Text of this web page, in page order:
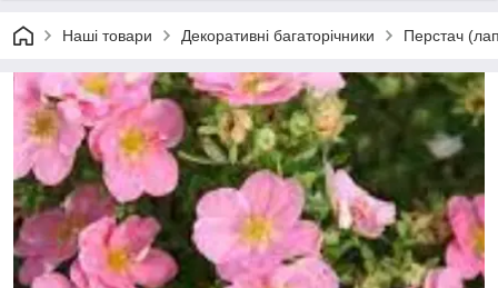
Наші товари Декоративні багаторічники Перстач